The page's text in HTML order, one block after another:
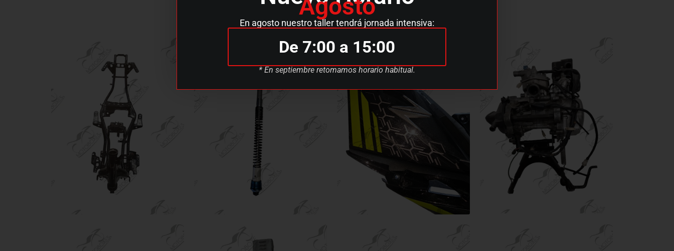
Agosto
En agosto nuestro taller tendrá jornada intensiva:
De 7:00 a 15:00
* En septiembre retomamos horario habitual.